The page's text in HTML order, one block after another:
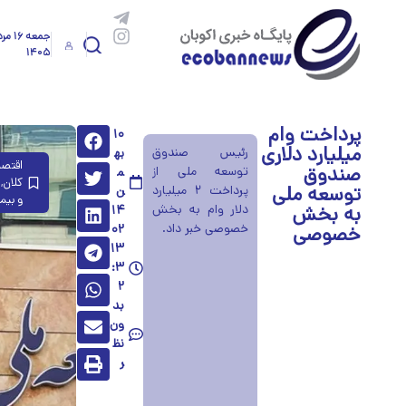
جمعه
۱۴۰۵
پرداخت وام
میلیارد دلاری
صندوق
توسعه ملی
به بخش
خصوصی
رئیس صندوق
توسعه ملی از
پرداخت ۲ میلیارد
دلار وام به بخش
خصوصی خبر داد.
۱۰
به
م
ن
۱۴
۰۲
۱۳
:۳
۲
بد
ون
نظ
ر
کلان,
و